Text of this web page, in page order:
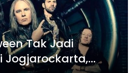
Tak Jadi
Jogjarockarta,